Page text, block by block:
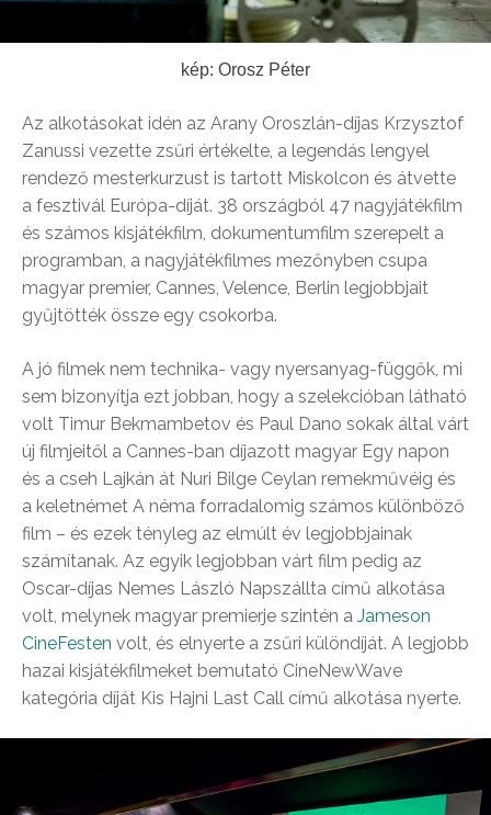
kép: Orosz Péter
Az alkotásokat idén az Arany Oroszlán-díjas Krzysztof
Zanussi vezette zsűri értékelte, a legendás lengyel
rendező mesterkurzust is tartott Miskolcon és átvette
a fesztivál Európa-díját. 38 országból 47 nagyjátékfilm
és számos kisjátékfilm, dokumentumfilm szerepelt a
programban, a nagyjátékfilmes mezőnyben csupa
magyar premier, Cannes, Velence, Berlin legjobbjait
gyűjtötték össze egy csokorba.
A jó filmek nem technika- vagy nyersanyag-függők, mi
sem bizonyítja ezt jobban, hogy a szelekcióban látható
volt Timur Bekmambetov és Paul Dano sokak által várt
új filmjeitől a Cannes-ban díjazott magyar Egy napon
és a cseh Lajkán át Nuri Bilge Ceylan remekművéig és
a keletnémet A néma forradalomig számos különböző
film – és ezek tényleg az elmúlt év legjobbjainak
számítanak. Az egyik legjobban várt film pedig az
Oscar-díjas Nemes László Napszállta című alkotása
volt, melynek magyar premierje szintén a Jameson
CineFesten volt, és elnyerte a zsűri különdíját. A legjobb
hazai kisjátékfilmeket bemutató CineNewWave
kategória díját Kis Hajni Last Call című alkotása nyerte.